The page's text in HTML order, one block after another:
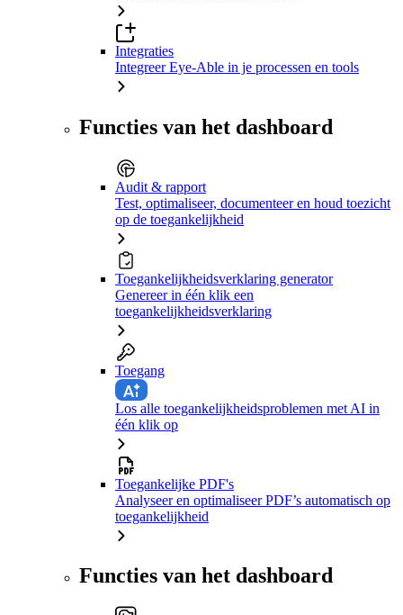
Integraties
Integreer Eye-Able in je processen en tools
Functies van het dashboard
Audit & rapport
Test, optimaliseer, documenteer en houd toezicht
op de toegankelijkheid
Toegankelijkheidsverklaring generator
Genereer in één klik een
toegankelijkheidsverklaring
Toegang
Los alle toegankelijkheidsproblemen met AI in
één klik op
Toegankelijke PDF's
Analyseer en optimaliseer PDF’s automatisch op
toegankelijkheid
Functies van het dashboard